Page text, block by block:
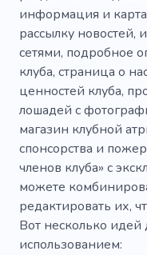
информация и
рассылку новостей,
сетями, подробное
клуба, страница о
ценностей клуба,
лошадей с
магазин клубной
спонсорства и
членов клуба» с
можете
редактировать их,
Вот несколько идей
использованием: